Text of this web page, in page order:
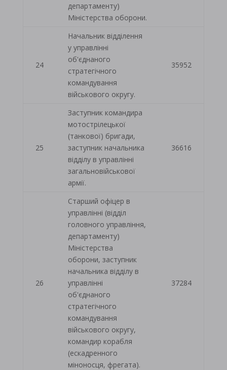
департаменту)
Міністерства оборони.
24
Начальник відділення
у управлінні
об'єднаного
стратегічного
командування
військового округу.
35952
25
Заступник командира
мотострілецької
(танкової) бригади,
заступник начальника
відділу в управлінні
загальновійськової
армії.
36616
26
Старший офіцер в
управлінні (відділ
головного управління,
департаменту)
Міністерства
оборони, заступник
начальника відділу в
управлінні
об'єднаного
стратегічного
командування
військового округу,
командир корабля
(ескадренного
міноносця, фрегата).
37284